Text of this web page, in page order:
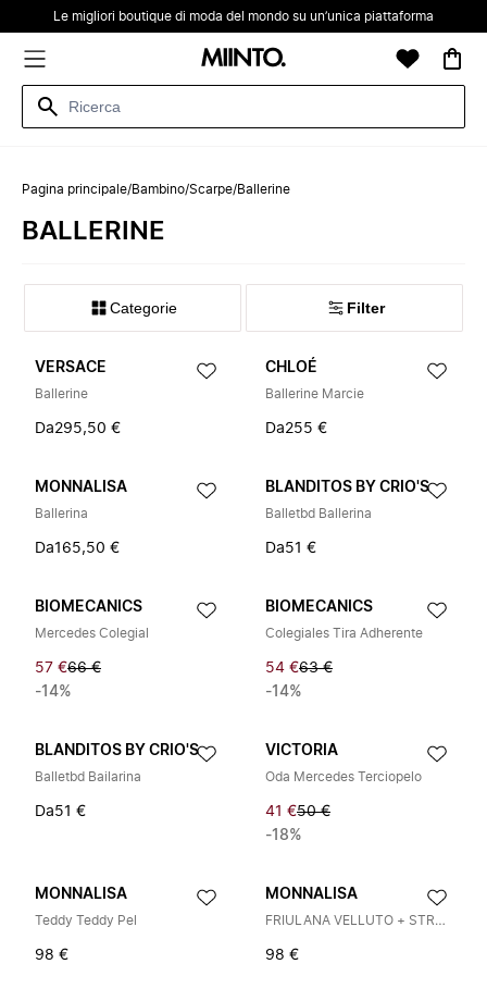
Le migliori boutique di moda del mondo su un’unica piattaforma
Pagina principale/Bambino/Scarpe/Ballerine
BALLERINE
Categorie Filter
VERSACE
Ballerine
Da295,50 €
CHLOÉ
Ballerine Marcie
Da255 €
MONNALISA
Ballerina
Da165,50 €
BLANDITOS BY CRIO'S
Balletbd Ballerina
Da51 €
BIOMECANICS
Mercedes Colegial
57 €66 €
-14%
BIOMECANICS
Colegiales Tira Adherente
54 €63 €
-14%
BLANDITOS BY CRIO'S
Balletbd Bailarina
Da51 €
VICTORIA
Oda Mercedes Terciopelo
41 €50 €
-18%
MONNALISA
Teddy Teddy Pel
98 €
MONNALISA
FRIULANA VELLUTO + STRASS
98 €